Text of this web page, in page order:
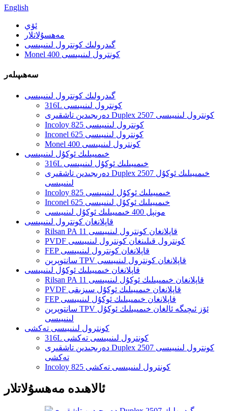
English
ئۆي
مەھسۇلاتلار
گىدرولىك كونترول لىنىيىسى
Monel 400 كونترول لىنىيىسى
سەھىپىلەر
گىدرولىك كونترول لىنىيىسى
316L كونترول لىنىيىسى
دەرىجىدىن تاشقىرى Duplex 2507 كونترول لىنىيىسى
Incoloy 825 كونترول لىنىيىسى
Inconel 625 كونترول لىنىيىسى
Monel 400 كونترول لىنىيىسى
خىمىيىلىك ئوكۇل لىنىيىسى
316L خىمىيىلىك ئوكۇل لىنىيىسى
دەرىجىدىن تاشقىرى Duplex 2507 خىمىيىلىك ئوكۇل
لىنىيىسى
Incoloy 825 خىمىيىلىك ئوكۇل لىنىيىسى
Inconel 625 خىمىيىلىك ئوكۇل لىنىيىسى
مونېل 400 خىمىيىلىك ئوكۇل لىنىيىسى
قاپلانغان كونترول لىنىيىسى
Rilsan PA 11 قاپلانغان كونترول لىنىيىسى
PVDF كونترول قىلىنغان كونترول لىنىيىسى
FEP قاپلانغان كونترول لىنىيىسى
سانتوپرېن TPV قاپلانغان كونترول لىنىيىسى
قاپلانغان خىمىيىلىك ئوكۇل لىنىيىسى
Rilsan PA 11 قاپلانغان خىمىيىلىك ئوكۇل لىنىيىسى
PVDF قاپلانغان خىمىيىلىك ئوكۇل سىزىقى
FEP قاپلانغان خىمىيىلىك ئوكۇل لىنىيىسى
سانتوپرېن TPV ئۆز ئىچىگە ئالغان خىمىيىلىك ئوكۇل
لىنىيىسى
كونترول لىنىيىسى تەكشى
316L كونترول لىنىيىسى تەكشى
دەرىجىدىن تاشقىرى Duplex 2507 كونترول لىنىيىسى
تەكشى
Incoloy 825 كونترول لىنىيىسى تەكشى
ئالاھىدە مەھسۇلاتلار